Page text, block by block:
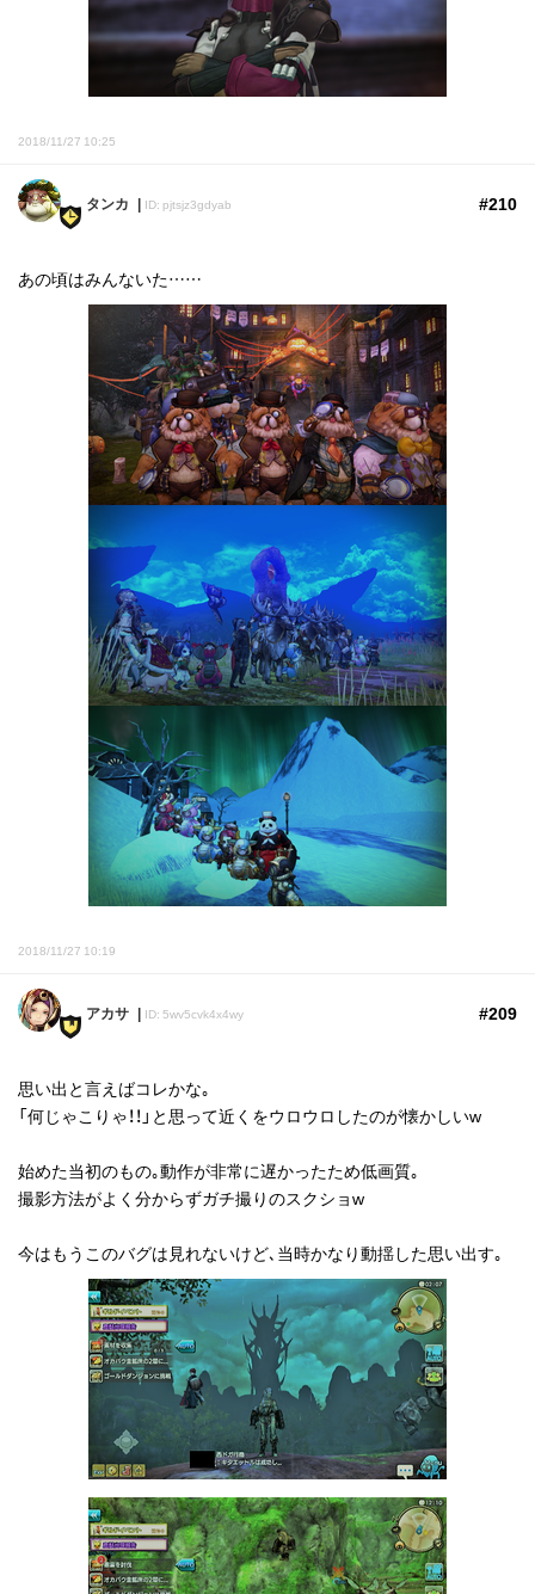
2018/11/27 10:25
タンカ ID: pjtsjz3gdyab #210
あの頃はみんないた……
2018/11/27 10:19
アカサ ID: 5wv5cvk4x4wy #209
思い出と言えばコレかな｡
「何じゃこりゃ！！」と思って近くをウロウロしたのが懐かしいw
始めた当初のもの｡動作が非常に遅かったため低画質｡
撮影方法がよく分からずガチ撮りのスクショw
今はもうこのバグは見れないけど､当時かなり動揺した思い出す｡